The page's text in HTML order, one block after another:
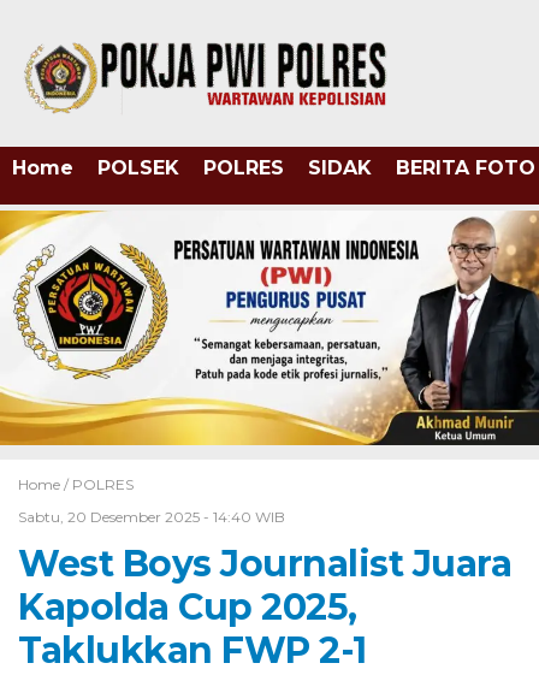
Home POLSEK POLRES SIDAK BERITA FOTO
Home / POLRES
Sabtu, 20 Desember 2025 - 14:40 WIB
West Boys Journalist Juara
Kapolda Cup 2025,
Taklukkan FWP 2-1